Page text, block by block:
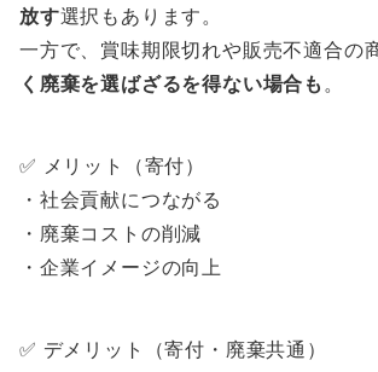
放す選択もあります。
一方で、賞味期限切れや販売不適合の
く廃棄を選ばざるを得ない場合も 。
✅ メリット（寄付）
・社会貢献につながる
・廃棄コストの削減
・企業イメージの向上
✅ デメリット（寄付・廃棄共通）